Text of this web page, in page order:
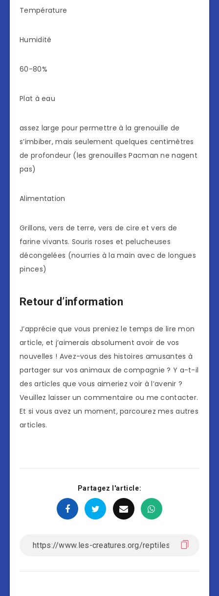
Température
Humidité
60-80%
Plat à eau
assez large pour permettre à la grenouille de
s’imbiber, mais seulement quelques centimètres
de profondeur (les grenouilles Pacman ne nagent
pas)
Alimentation
Grillons, vers de terre, vers de cire et vers de
farine vivants. Souris roses et pelucheuses
décongelées (nourries à la main avec de longues
pinces)
Retour d’information
J’apprécie que vous preniez le temps de lire mon
article, et j’aimerais absolument avoir de vos
nouvelles ! Avez-vous des histoires amusantes à
partager sur vos animaux de compagnie ? Y a-t-il
des articles que vous aimeriez voir à l’avenir ?
Veuillez laisser un commentaire ou me contacter.
Et si vous avez un moment, parcourez mes autres
articles.
Partagez l'article: